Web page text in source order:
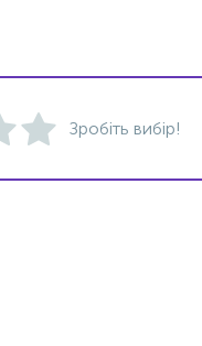
Зробіть вибір!